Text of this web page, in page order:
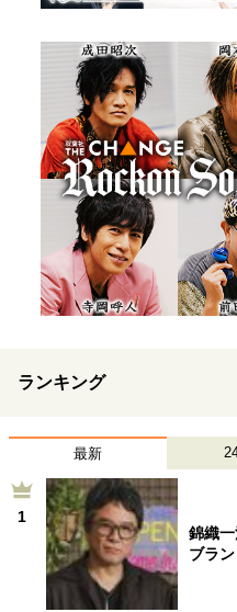
ランキング
最新
1
錦織
ブラ